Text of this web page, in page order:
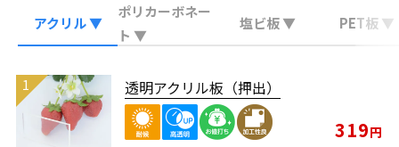
アクリル ▼
ポリカーボネー
ト ▼
塩ビ板 ▼ PET板 ▼
透明アクリル板（押出）
319